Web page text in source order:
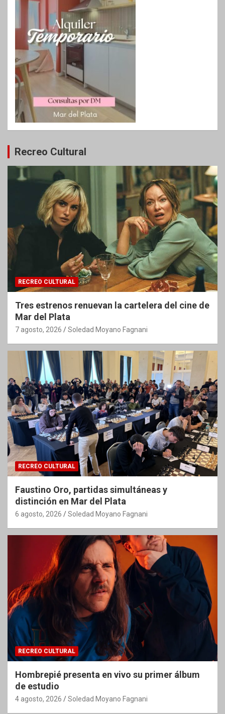
Recreo Cultural
RECREO CULTURAL
Tres estrenos renuevan la cartelera del cine de
Mar del Plata
7 agosto, 2026 Soledad Moyano Fagnani
RECREO CULTURAL
Faustino Oro, partidas simultáneas y
distinción en Mar del Plata
6 agosto, 2026 Soledad Moyano Fagnani
RECREO CULTURAL
Hombrepié presenta en vivo su primer álbum
de estudio
4 agosto, 2026 Soledad Moyano Fagnani